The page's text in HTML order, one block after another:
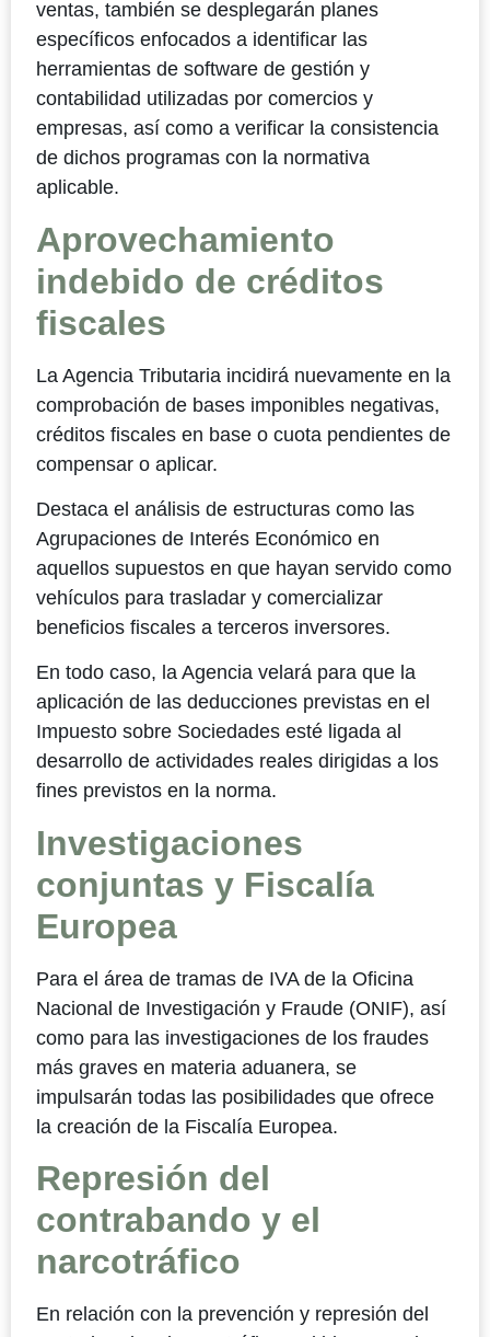
ventas, también se desplegarán planes
específicos enfocados a identificar las
herramientas de software de gestión y
contabilidad utilizadas por comercios y
empresas, así como a verificar la consistencia
de dichos programas con la normativa
aplicable.
Aprovechamiento
indebido de créditos
fiscales
La Agencia Tributaria incidirá nuevamente en la
comprobación de bases imponibles negativas,
créditos fiscales en base o cuota pendientes de
compensar o aplicar.
Destaca el análisis de estructuras como las
Agrupaciones de Interés Económico en
aquellos supuestos en que hayan servido como
vehículos para trasladar y comercializar
beneficios fiscales a terceros inversores.
En todo caso, la Agencia velará para que la
aplicación de las deducciones previstas en el
Impuesto sobre Sociedades esté ligada al
desarrollo de actividades reales dirigidas a los
fines previstos en la norma.
Investigaciones
conjuntas y Fiscalía
Europea
Para el área de tramas de IVA de la Oficina
Nacional de Investigación y Fraude (ONIF), así
como para las investigaciones de los fraudes
más graves en materia aduanera, se
impulsarán todas las posibilidades que ofrece
la creación de la Fiscalía Europea.
Represión del
contrabando y el
narcotráfico
En relación con la prevención y represión del